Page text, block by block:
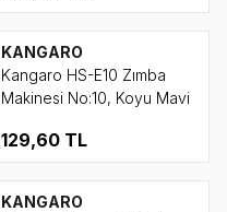
KANGARO
Kangaro HS-E10 Zımba
Makinesi No:10, Koyu Mavi
129,60 TL
KANGARO